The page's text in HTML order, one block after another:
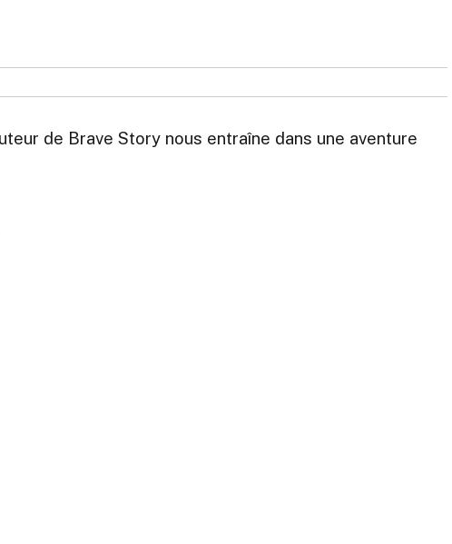
de Brave Story nous entraîne dans une aventure